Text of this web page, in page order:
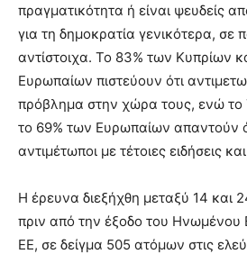
πραγματικότητα ή είναι ψευδείς
για τη δημοκρατία γενικότερα, σε
αντίστοιχα. Το 83% των Κυπρίων
Ευρωπαίων πιστεύουν ότι
πρόβλημα στην χώρα τους, ενώ το
το 69% των Ευρωπαίων απαντούν
αντιμέτωποι με τέτοιες ειδήσεις
Η έρευνα διεξήχθη μεταξύ 14 και
πριν από την έξοδο του Ηνωμένου
ΕΕ, σε δείγμα 505 ατόμων στις